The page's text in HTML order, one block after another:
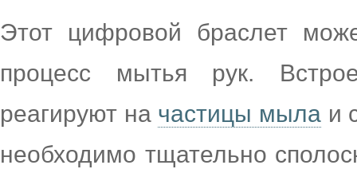
Этот цифровой браслет
процесс мытья рук.
реагируют на частицы мылаи
необходимо тщательно